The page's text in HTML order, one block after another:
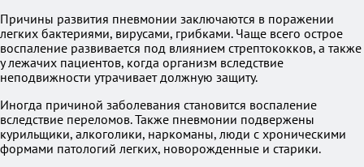
Причины развития пневмонии заключаются в поражении
легких бактериями, вирусами, грибками. Чаще всего острое
воспаление развивается под влиянием стрептококков, а также
у лежачих пациентов, когда организм вследствие
неподвижности утрачивает должную защиту.
Иногда причиной заболевания становится воспаление
вследствие переломов. Также пневмонии подвержены
курильщики, алкоголики, наркоманы, люди с хроническими
формами патологий легких, новорожденные и старики.